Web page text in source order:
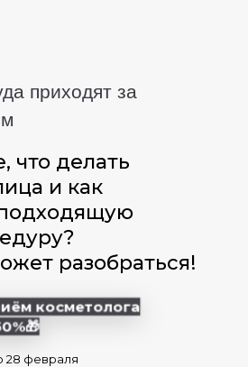
что делать
и как
разобраться!
приходят за
косметолога
28 февраля